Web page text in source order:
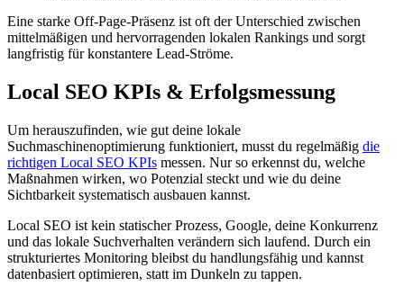
Eine starke Off-Page-Präsenz ist oft der Unterschied zwischen
mittelmäßigen und hervorragenden lokalen Rankings und sorgt
langfristig für konstantere Lead-Ströme.
Local SEO KPIs & Erfolgsmessung
Um herauszufinden, wie gut deine lokale
Suchmaschinenoptimierung funktioniert, musst du regelmäßig die
richtigen Local SEO KPIs messen. Nur so erkennst du, welche
Maßnahmen wirken, wo Potenzial steckt und wie du deine
Sichtbarkeit systematisch ausbauen kannst.
Local SEO ist kein statischer Prozess, Google, deine Konkurrenz
und das lokale Suchverhalten verändern sich laufend. Durch ein
strukturiertes Monitoring bleibst du handlungsfähig und kannst
datenbasiert optimieren, statt im Dunkeln zu tappen.